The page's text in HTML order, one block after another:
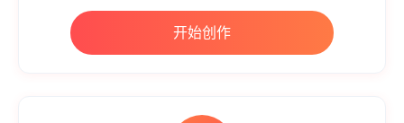
开始创作